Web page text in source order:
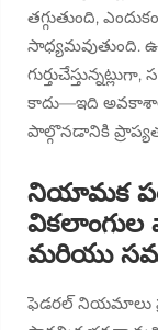
తగ్గుతుంది,
సాధ్యమవుతుంది.
కాదు—ఇది
పాల్గొనడానికి
నియామక
మరియు
ఫెడరల్ నియమాలు